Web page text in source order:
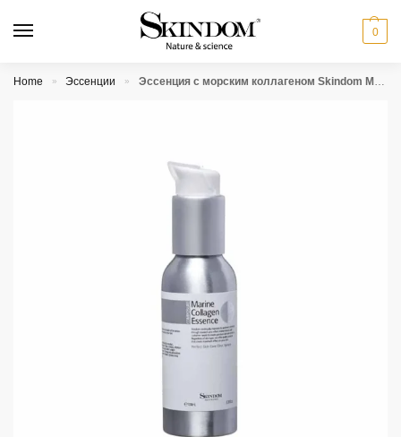
0
Home » Эссенции » Эссенция с морским коллагеном Skindom Marine Collagen Essence